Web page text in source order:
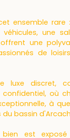
ensemble rare
une
une
de
luxe discret,
où
à
bassin
est